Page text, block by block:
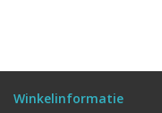
Winkelinformatie